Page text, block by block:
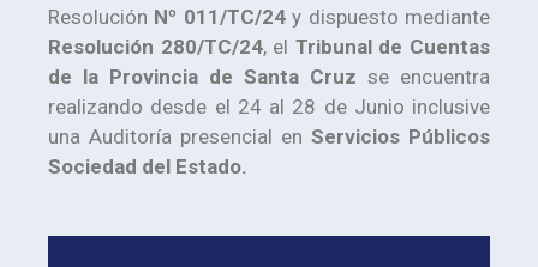
Resolución Nº 011/TC/24y dispuesto mediante
Resolución 280/TC/24, el Tribunal de Cuentas
de la Provincia de Santa Cruz se encuentra
realizando desde el 24 al 28 de Junio inclusive
una Auditoría presencial en Servicios Públicos
Sociedad del Estado.